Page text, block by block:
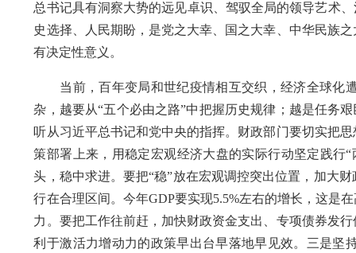
总书记具有洞察大势的远见卓识、驾驭全局的领导艺术
史选择、人民期盼，是党之大幸、国之大幸、中华民族
有决定性意义。
当前，百年变局和世纪疫情相互交织，经济全球化
杂，越要从“五个必由之路”中把握历史规律；越是任务
听从习近平总书记和党中央的指挥。财政部门要切实把
策部署上来，用稳定宏观经济大盘的实际行动坚定践行
头，稳中求进。要把“稳”放在宏观调控突出位置，加大
行在合理区间。今年GDP要实现5.5%左右的增长，这是
力。要把工作往前赶，加快财政资金支出、专项债券发
利于激活力增动力的政策早出台早落地早见效。三是坚